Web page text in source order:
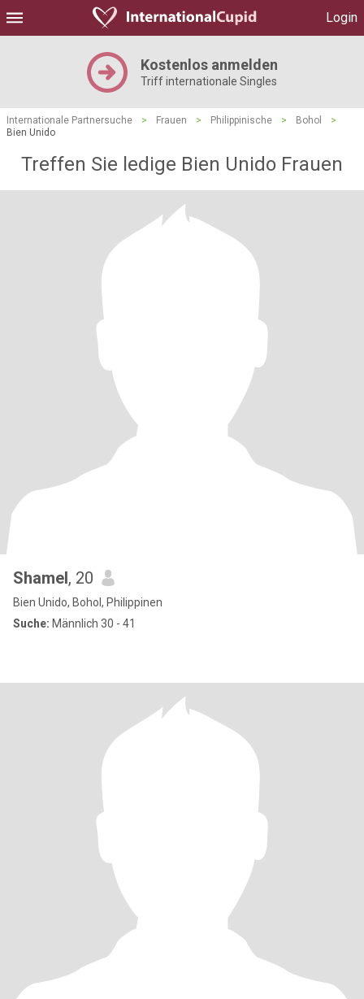
Login
Kostenlos anmelden
Triff internationale Singles
Internationale Partnersuche > Frauen > Philippinische > Bohol
>
Bien Unido
Treffen Sie ledige Bien Unido Frauen
Shamel, 20
Bien Unido, Bohol, Philippinen
Suche: Männlich 30 - 41